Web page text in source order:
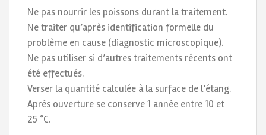
Ne pas nourrir les poissons durant la traitement.
Ne traiter qu’après identification formelle du
problème en cause (diagnostic microscopique).
Ne pas utiliser si d’autres traitements récents ont
été effectués.
Verser la quantité calculée à la surface de l’étang.
Après ouverture se conserve 1 année entre 10 et
25 °C.